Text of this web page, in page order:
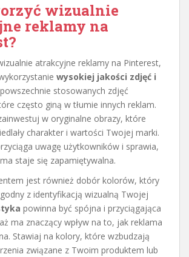
wizualnie
reklamy na
atrakcyjne reklamy na Pinterest,
wysokiej jakości zdjęć i
stosowanych zdjęć
często giną w tłumie innych reklam.
w oryginalne obrazy, które
charakter i wartości Twojej marki.
uwagę użytkowników i sprawia,
staje się zapamiętywalna.
jest również dobór kolorów, który
z identyfikacją wizualną Twojej
powinna być spójna i przyciągająca
ma znaczący wpływ na to, jak reklama
Stawiaj na kolory, które wzbudzają
związane z Twoim produktem lub